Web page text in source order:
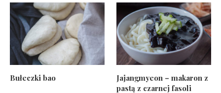
Bułeczki bao
Jajangmyeon – makaron z
pastą z czarnej fasoli